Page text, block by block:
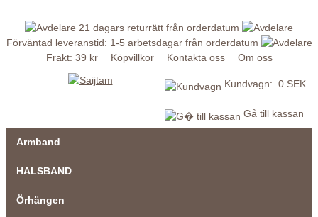
21 dagars returrätt från orderdatum
Förväntad leveranstid: 1-5 arbetsdagar från orderdatum
Frakt: 39 kr
Köpvillkor Kontakta oss Om oss
Kundvagn: 0 SEK
Gå till kassan
Armband
HALSBAND
Örhängen